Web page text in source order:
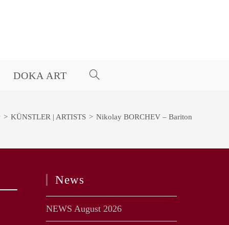
DOKA ART WEBSITE-
> KÜNSTLER | ARTISTS > Nikolay BORCHEV – Bariton
News
NEWS August 2026